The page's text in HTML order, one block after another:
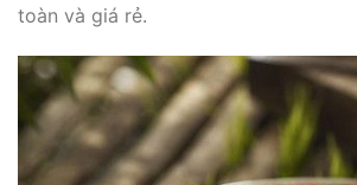
toàn và giá rẻ.